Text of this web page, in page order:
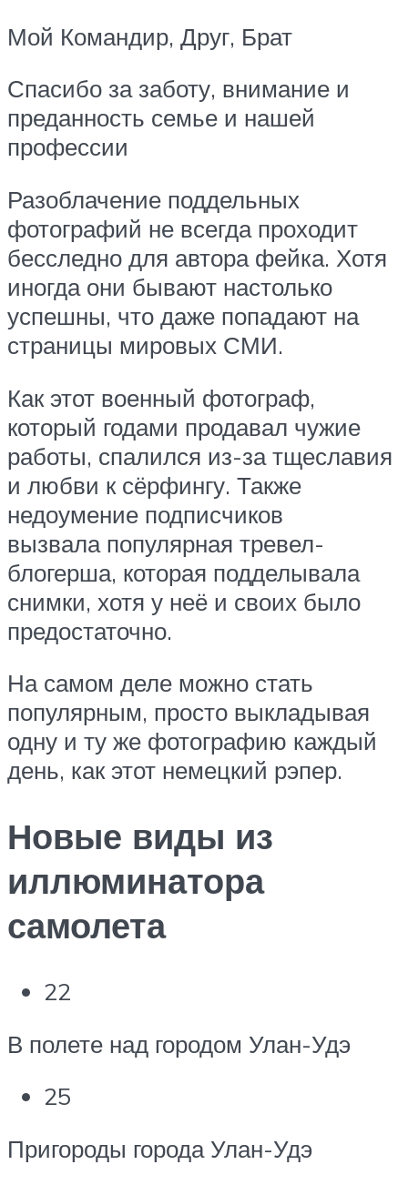
Мой Командир, Друг, Брат
Спасибо за заботу, внимание и
преданность семье и нашей
профессии
Разоблачение поддельных
фотографий не всегда проходит
бесследно для автора фейка. Хотя
иногда они бывают настолько
успешны, что даже попадают на
страницы мировых СМИ.
Как этот военный фотограф,
который годами продавал чужие
работы, спалился из-за тщеславия
и любви к сёрфингу. Также
недоумение подписчиков
вызвала популярная тревел-
блогерша, которая подделывала
снимки, хотя у неё и своих было
предостаточно.
На самом деле можно стать
популярным, просто выкладывая
одну и ту же фотографию каждый
день, как этот немецкий рэпер.
Новые виды из
иллюминатора
самолета
22
В полете над городом Улан-Удэ
25
Пригороды города Улан-Удэ